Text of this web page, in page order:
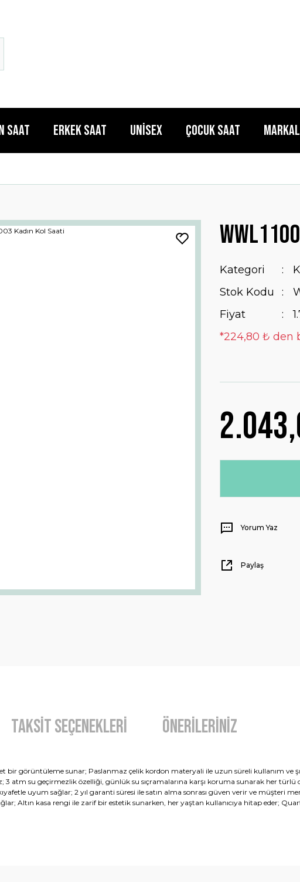
Saat Erkek Saat Unisex Çocuk Saat
Kategori
Stok Kodu
Fiyat
*224,80 ₺ den
Yorum Yaz
Paylaş
Taksit Seçenekleri Önerileriniz
bir görüntüleme sunar; Paslanmaz çelik kordon materyali ile uzun süreli kullanım
3 atm su geçirmezlik özelliği, günlük su sıçramalarına karşı koruma sunarak her
uyum sağlar; 2 yıl garanti süresi ile satın alma sonrası güven verir ve müşteri
Altın kasa rengi ile zarif bir estetik sunarken, her yaştan kullanıcıya hitap eder;